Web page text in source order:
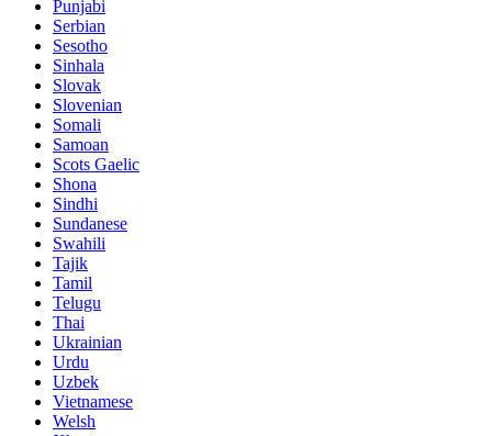
Punjabi
Serbian
Sesotho
Sinhala
Slovak
Slovenian
Somali
Samoan
Scots Gaelic
Shona
Sindhi
Sundanese
Swahili
Tajik
Tamil
Telugu
Thai
Ukrainian
Urdu
Uzbek
Vietnamese
Welsh